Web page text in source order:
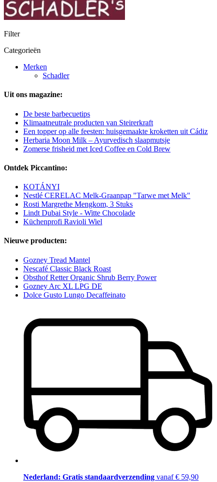
Filter
Categorieën
Merken
Schadler
Uit ons magazine:
De beste barbecuetips
Klimaatneutrale producten van Steirerkraft
Een topper op alle feesten: huisgemaakte kroketten uit Cádiz
Herbaria Moon Milk – Ayurvedisch slaapmutsje
Zomerse frisheid met Iced Coffee en Cold Brew
Ontdek Piccantino:
KOTÁNYI
Nestlé CERELAC Melk-Graanpap "Tarwe met Melk"
Rosti Margrethe Mengkom, 3 Stuks
Lindt Dubai Style - Witte Chocolade
Küchenprofi Ravioli Wiel
Nieuwe producten:
Gozney Tread Mantel
Nescafé Classic Black Roast
Obsthof Retter Organic Shrub Berry Power
Gozney Arc XL LPG DE
Dolce Gusto Lungo Decaffeinato
Nederland: Gratis standaardverzending vanaf € 59,90